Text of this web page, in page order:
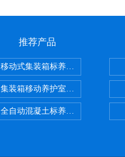
推荐产品
移动式集装箱标养室 养护室设备
集装箱移动养护室 标养室
全自动混凝土标养室恒温恒湿设备